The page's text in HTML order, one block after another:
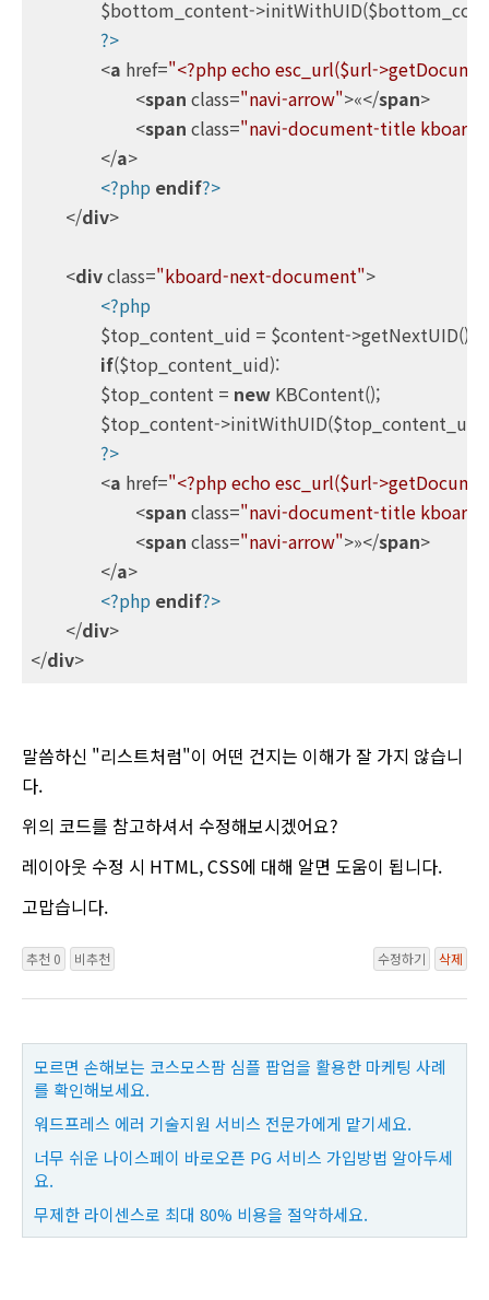
?>
<a href="<?php echo esc_url($url-
<span class="navi-arrow">«</span>
<span class="navi-document-title
</a>
<?php endif?>
</div>
<divclass="kboard-next-document">
<?php
if($top_content_uid):
		$top_content =
new KBContent();
?>
<a href="<?php echo esc_url($url-
<span class="navi-document-title
<span class="navi-arrow">»</span>
</a>
<?php endif?>
</div>
</div>
말씀하신 "리스트처럼"이 어떤 건지는 이해가 잘 가지 않습니
다.
위의 코드를 참고하셔서 수정해보시겠어요?
레이아웃 수정 시 HTML, CSS에 대해 알면 도움이 됩니다.
고맙습니다.
추천 0 비추천 수정하기 삭제
모르면 손해보는 코스모스팜 심플 팝업을 활용한 마케팅 사례
를 확인해보세요.
워드프레스 에러 기술지원 서비스 전문가에게 맡기세요.
너무 쉬운 나이스페이 바로오픈 PG 서비스 가입방법 알아두세
요.
무제한 라이센스로 최대 80% 비용을 절약하세요.